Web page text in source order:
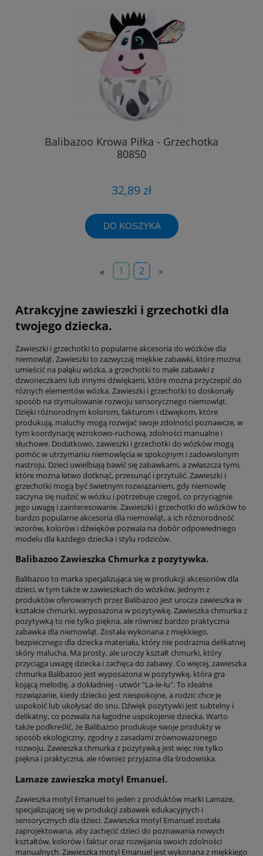
Balibazoo Krowa Piłka - Grzechotka
80850
32,89 zł
DO KOSZYKA
« 1 2 »
Atrakcyjne zawieszki i grzechotki dla
twojego dziecka.
Zawieszki i grzechotki to popularne akcesoria do wózków dla
niemowląt. Zawieszki to zazwyczaj miękkie zabawki, które można
umieścić na pałąku wózka, a grzechotki to małe zabawki z
dzwoneczkami lub innymi dźwiękami, które można przyczepić do
różnych elementów wózka. Zawieszki i grzechotki to doskonały
sposób na stymulowanie rozwoju sensorycznego niemowląt.
Dzięki różnorodnym kolorom, fakturom i dźwiękom, które
produkują, maluchy mogą rozwijać swoje zdolności poznawcze, w
tym koordynację wzrokowo-ruchową, zdolności manualne i
słuchowe. Dodatkowo, zawieszki i grzechotki do wózków mogą
pomóc w utrzymaniu niemowlęcia w spokojnym i zadowolonym
nastroju. Dzieci uwielbiają bawić się zabawkami, a zwłaszcza tymi,
które można łatwo dotknąć, przesunąć i przytulić. Zawieszki i
grzechotki mogą być świetnym rozwiązaniem, gdy niemowlę
zaczyna się nudzić w wózku i potrzebuje czegoś, co przyciągnie
jego uwagę i zainteresowanie. Zawieszki i grzechotki do wózków to
bardzo popularne akcesoria dla niemowląt, a ich różnorodność
wzorów, kolorów i dźwięków pozwala na dobór odpowiedniego
modelu dla każdego dziecka i stylu rodziców.
Balibazoo Zawieszka Chmurka z pozytywka.
Balibazoo to marka specjalizująca się w produkcji akcesoriów dla
dzieci, w tym także w zawieszkach do wózków. Jednym z
produktów oferowanych przez Balibazoo jest urocza zawieszka w
kształcie chmurki, wyposażona w pozytywkę. Zawieszka chmurka z
pozytywką to nie tylko piękna, ale również bardzo praktyczna
zabawka dla niemowląt. Została wykonana z miękkiego,
bezpiecznego dla dziecka materiału, który nie podrażnia delikatnej
skóry malucha. Ma prosty, ale uroczy kształt chmurki, który
przyciąga uwagę dziecka i zachęca do zabawy. Co więcej, zawieszka
chmurka Balibazoo jest wyposażona w pozytywkę, która gra
kojącą melodię, a dokładniej - utwór "La-le-lu". To idealne
rozwiązanie, kiedy dziecko jest niespokojne, a rodzic chce je
uspokoić lub ukołysać do snu. Dźwięk pozytywki jest subtelny i
delikatny, co pozwala na łagodne uspokojenie dziecka. Warto
także podkreślić, że Balibazoo produkuje swoje produkty w
sposób ekologiczny, zgodny z zasadami zrównoważonego
rozwoju. Zawieszka chmurka z pozytywką jest więc nie tylko
piękna i praktyczna, ale również przyjazna dla środowiska.
Lamaze zawieszka motyl Emanuel.
Zawieszka motyl Emanuel to jeden z produktów marki Lamaze,
specjalizującej się w produkcji zabawek edukacyjnych i
sensorycznych dla dzieci. Zawieszka motyl Emanuel została
zaprojektowana, aby zachęcić dzieci do poznawania nowych
kształtów, kolorów i faktur oraz rozwijania swoich zdolności
manualnych. Zawieszka motyl Emanuel jest wykonana z miękkiego